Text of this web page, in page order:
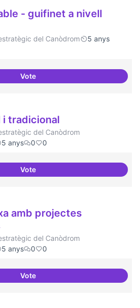
- guifinet a nivell
del Canòdrom
5 anys
VoteModel exportable - guifinet a
tradicional
del Canòdrom
5 anys 0 0
VoteCultura digital i tradicional
amb projectes
del Canòdrom
5 anys 0 0
VoteTreball en xarxa amb projectes